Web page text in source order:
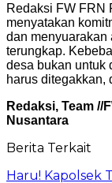
Redaksi FW FRN
menyatakan
dan menyuarakan
terungkap.
desa bukan untuk
harus ditegakkan,
Redaksi, Team //
Nusantara
Berita Terkait
Haru! Kapolsek